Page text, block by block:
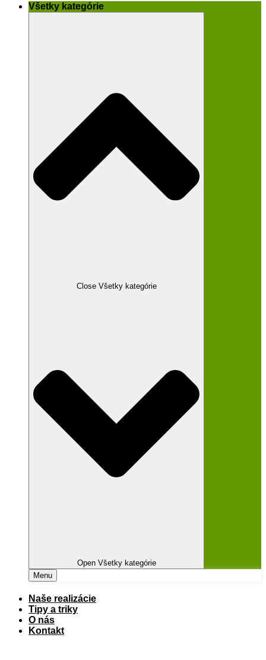
Všetky kategórie
Close Všetky kategórie
Open Všetky kategórie
Menu
Naše realizácie
Tipy a triky
O nás
Kontakt